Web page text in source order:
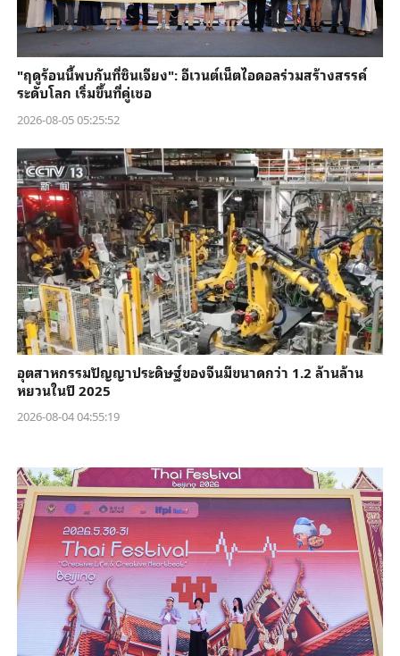
"ฤดูร้อนนี้พบกันที่ซินเจียง": อีเวนต์เน็ตไอดอลร่วมสร้างสรรค์
ระดับโลก เริ่มขึ้นที่คู่เชอ
2026-08-05 05:25:52
อุตสาหกรรมปัญญาประดิษฐ์ของจีนมีขนาดกว่า 1.2 ล้านล้าน
หยวนในปี 2025
2026-08-04 04:55:19